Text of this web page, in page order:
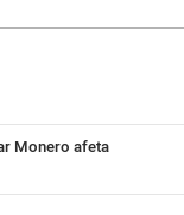
Monero afeta